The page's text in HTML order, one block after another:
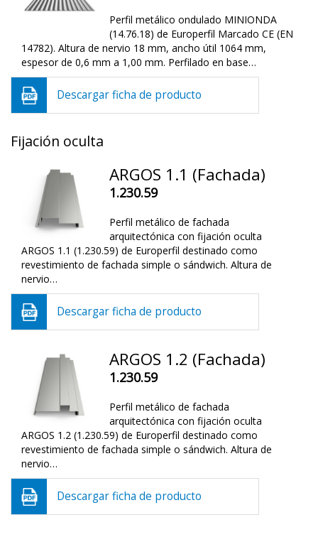
Perfil metálico ondulado MINIONDA
(14.76.18) de Europerfil Marcado CE (EN
14782). Altura de nervio 18 mm, ancho útil 1064 mm,
espesor de 0,6 mm a 1,00 mm. Perfilado en base…
Descargar ficha de producto
Fijación oculta
ARGOS 1.1 (Fachada)
1.230.59
Perfil metálico de fachada
arquitectónica con fijación oculta
ARGOS 1.1 (1.230.59) de Europerfil destinado como
revestimiento de fachada simple o sándwich. Altura de
nervio…
Descargar ficha de producto
ARGOS 1.2 (Fachada)
1.230.59
Perfil metálico de fachada
arquitectónica con fijación oculta
ARGOS 1.2 (1.230.59) de Europerfil destinado como
revestimiento de fachada simple o sándwich. Altura de
nervio…
Descargar ficha de producto